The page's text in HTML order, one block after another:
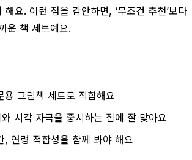
해요. 이런 점을 감안하면, ‘무조건 추천’보다
운 책 세트예요.
용 그림책 세트로 적합해요
시각 자극을 중시하는 집에 잘 맞아요
, 연령 적합성을 함께 봐야 해요